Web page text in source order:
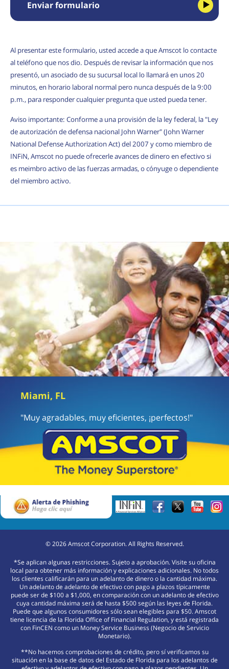
Enviar formulario
Al presentar este formulario, usted accede a que Amscot lo contacte
al teléfono que nos dio. Después de revisar la información que nos
presentó, un asociado de su sucursal local lo llamará en unos 20
minutos, en horario laboral normal pero nunca después de la 9:00
p.m., para responder cualquier pregunta que usted pueda tener.
Aviso importante: Conforme a una provisión de la ley federal, la "Ley
de autorización de defensa nacional John Warner" (John Warner
National Defense Authorization Act) del 2007 y como miembro de
INFiN, Amscot no puede ofrecerle avances de dinero en efectivo si
es meimbro activo de las fuerzas armadas, o cónyuge o dependiente
del miembro activo.
Miami, FL
"Muy agradables, muy eficientes, ¡perfectos!"
©2026Amscot Corporation. All Rights Reserved.
*Se aplican algunas restricciones. Sujeto a aprobación. Visite su oficina
local para obtener más información y explicaciones adicionales. No todos
los clientes calificarán para un adelanto de dinero o la cantidad máxima.
Un adelanto de adelanto de efectivo con pago a plazos típicamente
puede ser de $100 a $1,000, en comparación con un adelanto de efectivo
cuya cantidad máxima será de hasta $500 según las leyes de Florida.
Puede que algunos consumidores sólo sean elegibles para $50. Amscot
tiene licencia de la Florida Office of Financial Regulation, y está registrada
con FinCEN como un Money Service Business (Negocio de Servicio
Monetario).
**No hacemos comprobaciones de crédito, pero sí verificamos su
situación en la base de datos del Estado de Florida para los adelantos de